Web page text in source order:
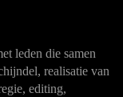
leden die samen
realisatie van
editing,